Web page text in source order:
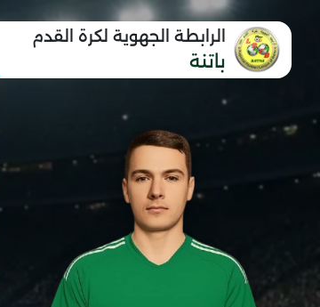
الرابطة الجهوية لكرة القدم
باتنة